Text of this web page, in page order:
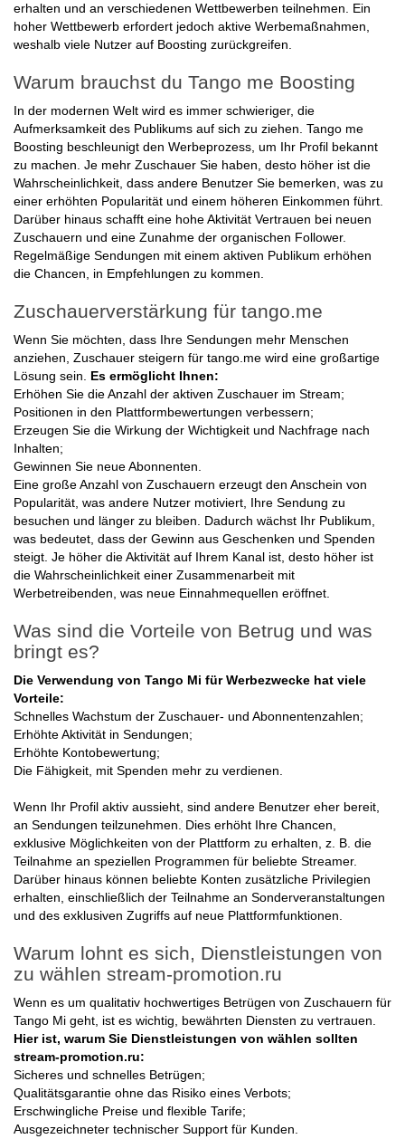
erhalten und an verschiedenen Wettbewerben teilnehmen. Ein
hoher Wettbewerb erfordert jedoch aktive Werbemaßnahmen,
weshalb viele Nutzer auf Boosting zurückgreifen.
Warum brauchst du Tango me Boosting
In der modernen Welt wird es immer schwieriger, die
Aufmerksamkeit des Publikums auf sich zu ziehen. Tango me
Boosting beschleunigt den Werbeprozess, um Ihr Profil bekannt
zu machen. Je mehr Zuschauer Sie haben, desto höher ist die
Wahrscheinlichkeit, dass andere Benutzer Sie bemerken, was zu
einer erhöhten Popularität und einem höheren Einkommen führt.
Darüber hinaus schafft eine hohe Aktivität Vertrauen bei neuen
Zuschauern und eine Zunahme der organischen Follower.
Regelmäßige Sendungen mit einem aktiven Publikum erhöhen
die Chancen, in Empfehlungen zu kommen.
Zuschauerverstärkung für tango.me
Wenn Sie möchten, dass Ihre Sendungen mehr Menschen
anziehen, Zuschauer steigern für tango.me wird eine großartige
Lösung sein.
Es ermöglicht Ihnen:
Erhöhen Sie die Anzahl der aktiven Zuschauer im Stream;
Positionen in den Plattformbewertungen verbessern;
Erzeugen Sie die Wirkung der Wichtigkeit und Nachfrage nach
Inhalten;
Gewinnen Sie neue Abonnenten.
Eine große Anzahl von Zuschauern erzeugt den Anschein von
Popularität, was andere Nutzer motiviert, Ihre Sendung zu
besuchen und länger zu bleiben. Dadurch wächst Ihr Publikum,
was bedeutet, dass der Gewinn aus Geschenken und Spenden
steigt. Je höher die Aktivität auf Ihrem Kanal ist, desto höher ist
die Wahrscheinlichkeit einer Zusammenarbeit mit
Werbetreibenden, was neue Einnahmequellen eröffnet.
Was sind die Vorteile von Betrug und was
bringt es?
Die Verwendung von Tango Mi für Werbezwecke hat viele
Vorteile:
Schnelles Wachstum der Zuschauer- und Abonnentenzahlen;
Erhöhte Aktivität in Sendungen;
Erhöhte Kontobewertung;
Die Fähigkeit, mit Spenden mehr zu verdienen.
Wenn Ihr Profil aktiv aussieht, sind andere Benutzer eher bereit,
an Sendungen teilzunehmen. Dies erhöht Ihre Chancen,
exklusive Möglichkeiten von der Plattform zu erhalten, z. B. die
Teilnahme an speziellen Programmen für beliebte Streamer.
Darüber hinaus können beliebte Konten zusätzliche Privilegien
erhalten, einschließlich der Teilnahme an Sonderveranstaltungen
und des exklusiven Zugriffs auf neue Plattformfunktionen.
Warum lohnt es sich, Dienstleistungen von
zu wählen stream-promotion.ru
Wenn es um qualitativ hochwertiges Betrügen von Zuschauern für
Tango Mi geht, ist es wichtig, bewährten Diensten zu vertrauen.
Hier ist, warum Sie Dienstleistungen von wählen sollten
stream-promotion.ru:
Sicheres und schnelles Betrügen;
Qualitätsgarantie ohne das Risiko eines Verbots;
Erschwingliche Preise und flexible Tarife;
Ausgezeichneter technischer Support für Kunden.